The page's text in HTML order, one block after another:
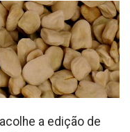
a edição de